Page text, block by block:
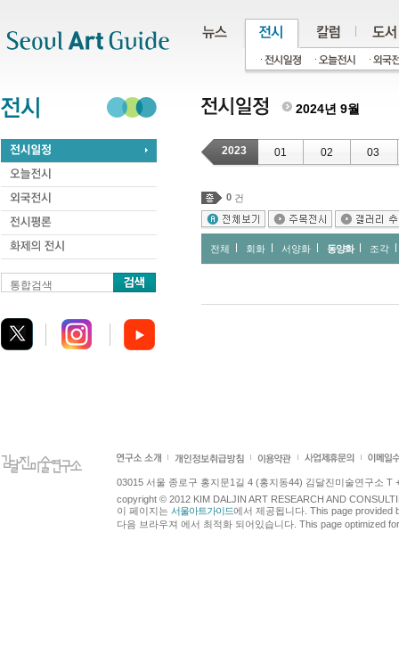
통합검색
2024년 9월
2023 01 02 03
0 건
전체 회화 서양화 동양화 조각
03015 서울 종로구 홍지문1길 4 (홍지동44) 김달진미술연구소 T
copyright © 2012 KIM DALJIN ART RESEARCH AND
이 페이지는 서울아트가이드에서 제공됩니다. This page provided
다음 브라우져 에서 최적화 되어있습니다. This page optimized